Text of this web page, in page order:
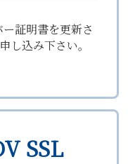
証明書を更新さ
し込み下さい。
SSL